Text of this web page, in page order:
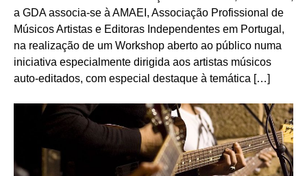
a GDA associa-se à AMAEI, Associação Profissional de
Músicos Artistas e Editoras Independentes em Portugal,
na realização de um Workshop aberto ao público numa
iniciativa especialmente dirigida aos artistas músicos
auto-editados, com especial destaque à temática […]